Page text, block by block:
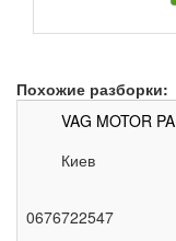
Похожие разборки:
VAG MOTOR
Киев
0676722547